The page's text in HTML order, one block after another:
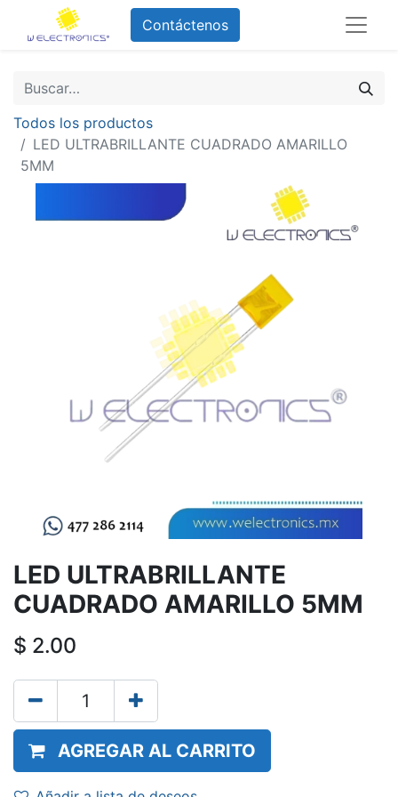
Contáctenos
Todos los productos
LED ULTRABRILLANTE CUADRADO AMARILLO
5MM
LED ULTRABRILLANTE
CUADRADO AMARILLO 5MM
$ 2.00
AGREGAR AL CARRITO